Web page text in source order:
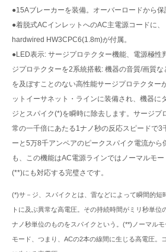
●15Aブレーカーを装備。オーバーロードから保
●着脱式ACインレットへのAC主電源コードに、
hardwired HW3CPC6(1.8m)が付属。
●LED表示: サージプロテクター機能、電源極性
ジプロテクターを2系統搭載: 機器の音質/画質
を及ぼすことのない高性能サージプロテクター
ットイーサネット・ラインに装備され、機器に
ジとスパイク(*)を瞬時に除去します。サージ
常の一千倍にあたる1ナノ秒の反応スピードで3
ーと5万8千アンペアのピークスパイク電流から
も、この機能はAC電源ラインではノーマルモ
(**)にも対応する完璧さです。